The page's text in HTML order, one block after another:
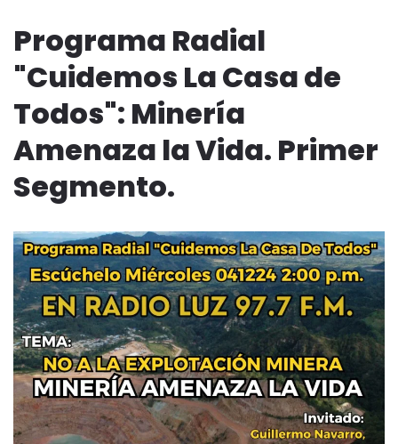
Programa Radial
"Cuidemos La Casa de
Todos": Minería
Amenaza la Vida. Primer
Segmento.